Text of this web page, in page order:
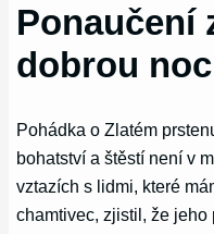
Ponaučení
dobrou noc
Pohádka o Zlatém
bohatství a štěstí není v
vztazích s lidmi, které
chamtivec, zjistil, že